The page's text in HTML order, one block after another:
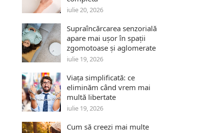
iulie 20, 2026
Supraîncărcarea senzorială
apare mai ușor în spații
zgomotoase și aglomerate
iulie 19, 2026
Viața simplificată: ce
eliminăm când vrem mai
multă libertate
iulie 19, 2026
Cum să creezi mai multe